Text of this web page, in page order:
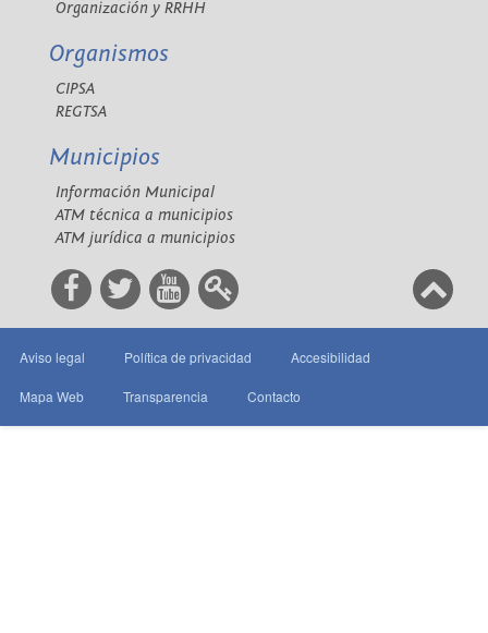
Organización y RRHH
Organismos
CIPSA
REGTSA
Municipios
Información Municipal
ATM técnica a municipios
ATM jurídica a municipios
Aviso legal Política de privacidad Accesibilidad
Mapa Web Transparencia Contacto